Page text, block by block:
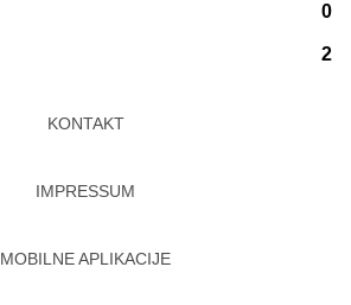
0
2
KONTAKT
IMPRESSUM
MOBILNE APLIKACIJE